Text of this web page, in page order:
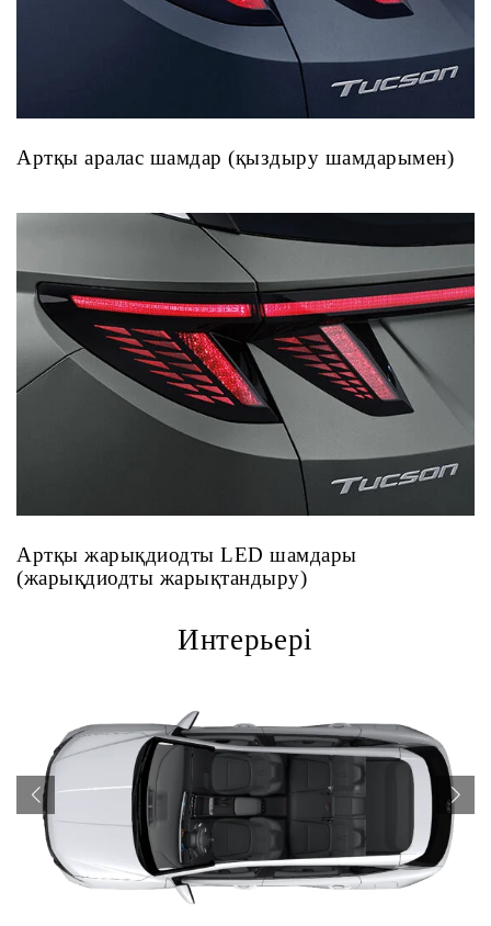
Артқы аралас шамдар (қыздыру шамдарымен)
Артқы жарықдиодты LED шамдары
(жарықдиодты жарықтандыру)
Интерьері